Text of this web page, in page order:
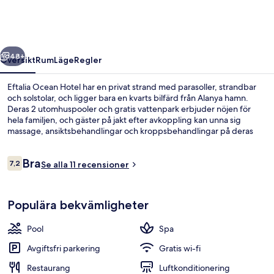
Nästa
48+
ÖversiktRumLägeRegler
Eftalia Ocean Hotel har en privat strand med parasoller, strandbar
och solstolar, och ligger bara en kvarts bilfärd från Alanya hamn.
Deras 2 utomhuspooler och gratis vattenpark erbjuder nöjen för
hela familjen, och gäster på jakt efter avkoppling kan unna sig
massage, ansiktsbehandlingar och kroppsbehandlingar på deras
tillgång till en inomhuspool, en gratis barnklubb och en bar vid
Recensioner
7,27,2 av 10,
BraSe alla 11 recensioner
Populära bekvämligheter
Pool
Spa
Avgiftsfri parkering
Gratis wi-fi
Restaurang
Luftkonditionering